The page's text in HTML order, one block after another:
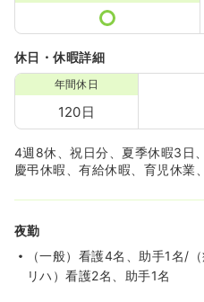
休日・休暇詳細
年間休日
120日
4週8休、祝日分、夏季休暇3日
慶弔休暇、有給休暇、育児休業
夜勤
（一般）看護4名、助手1名/
リハ）看護2名、助手1名